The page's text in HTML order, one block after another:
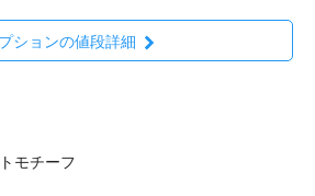
ションの値段詳細
モチーフ